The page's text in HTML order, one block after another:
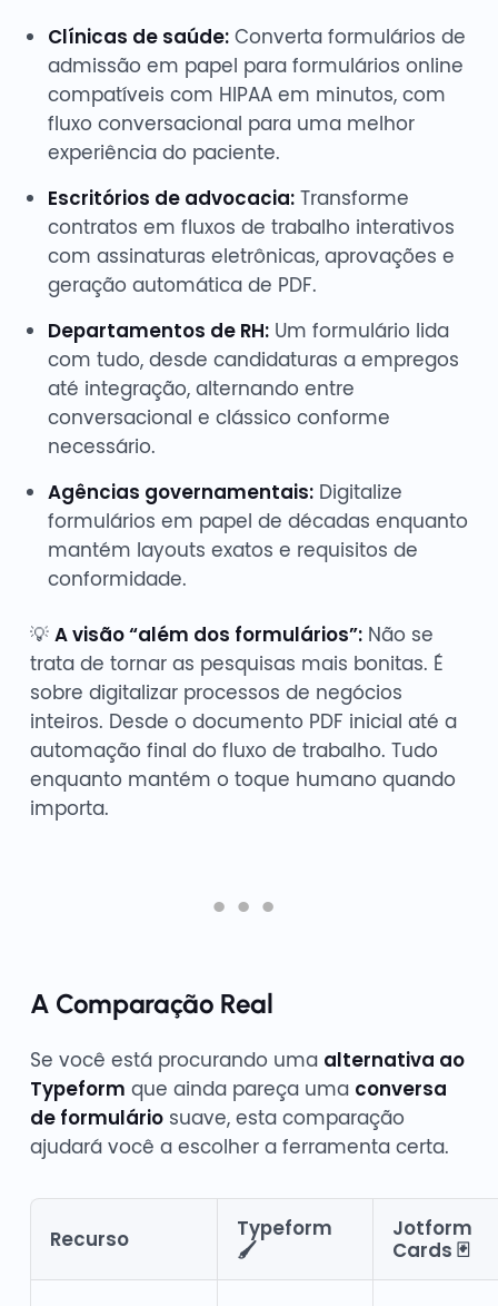
Clínicas de saúde:Converta formulários de
admissão em papel para formulários online
compatíveis com HIPAA em minutos, com
fluxo conversacional para uma melhor
experiência do paciente.
Escritórios de advocacia:Transforme
contratos em fluxos de trabalho interativos
com assinaturas eletrônicas, aprovações e
geração automática de PDF.
Departamentos de RH:Um formulário lida
com tudo, desde candidaturas a empregos
até integração, alternando entre
conversacional e clássico conforme
necessário.
Agências governamentais:Digitalize
formulários em papel de décadas enquanto
mantém layouts exatos e requisitos de
conformidade.
💡 A visão “além dos formulários”:Não se
trata de tornar as pesquisas mais bonitas. É
sobre digitalizar processos de negócios
inteiros. Desde o documento PDF inicial até a
automação final do fluxo de trabalho. Tudo
enquanto mantém o toque humano quando
importa.
A Comparação Real
Se você está procurando uma alternativa ao
Typeform que ainda pareça uma conversa
de formuláriosuave, esta comparação
ajudará você a escolher a ferramenta certa.
Recurso
Typeform
🖌️
Jotform
Cards 🃏